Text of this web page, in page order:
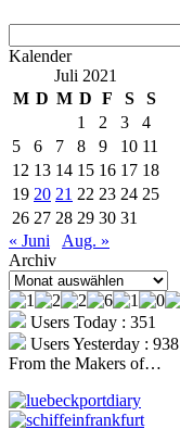
Kalender
Juli 2021
M D M D F S
S
1
2 3
4
5
6 7 8 9 10 11
12 13 14 15 16 17 18
19 20 21 22 23 24 25
26 27 28 29 30 31
« Juni
Aug. »
Archiv
Archiv
Users Today : 351
Users Yesterday : 938
From the Makers of…